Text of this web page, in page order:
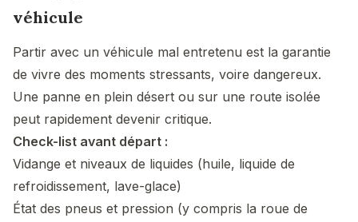
véhicule
Partir avec un véhicule mal entretenu est la garantie
de vivre des moments stressants, voire dangereux.
Une panne en plein désert ou sur une route isolée
peut rapidement devenir critique.
Check-list avant départ :
Vidange et niveaux de liquides (huile, liquide de
refroidissement, lave-glace)
État des pneus et pression (y compris la roue de